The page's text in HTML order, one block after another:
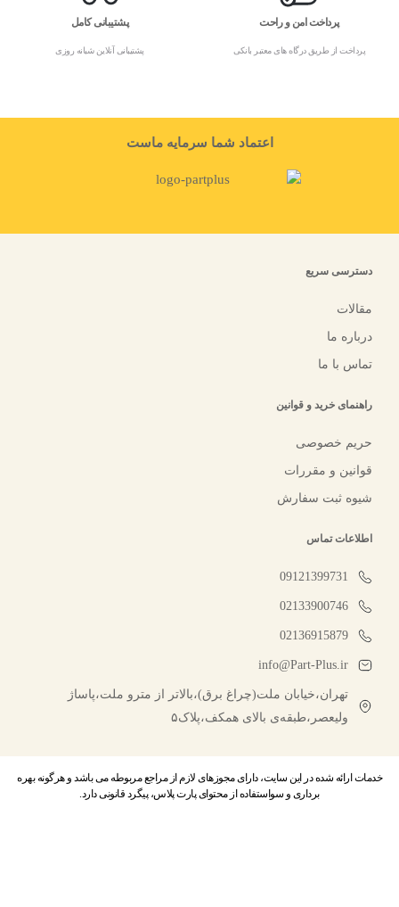
پرداخت امن و راحت
پرداخت از طریق درگاه های معتبر بانکی
پشتیبانی کامل
پشتیبانی آنلاین شبانه روزی
اعتماد شما سرمایه ماست
دسترسی سریع
مقالات
درباره ما
تماس با ما
راهنمای خرید و قوانین
حریم خصوصی
قوانین و مقررات
شیوه ثبت سفارش
اطلاعات تماس
09121399731
02133900746
02136915879
info@Part-Plus.ir
تهران،خیابان ملت(چراغ برق)،بالاتر از مترو ملت،پاساژ
ولیعصر،طبقه‌ی بالای همکف،پلاک۵
خدمات ارائه شده در این سایت، دارای مجوزهای لازم از مراجع مربوطه می باشد و هرگونه بهره
برداری و سواستفاده از محتوای پارت پلاس، پیگرد قانونی دارد.